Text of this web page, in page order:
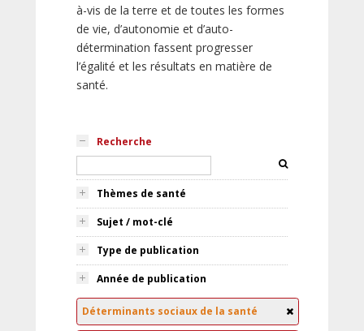
à-vis de la terre et de toutes les formes
de vie, d’autonomie et d’auto-
détermination fassent progresser
l’égalité et les résultats en matière de
santé.
Recherche
Thèmes de santé
Sujet / mot-clé
Type de publication
Année de publication
Déterminants sociaux de la santé